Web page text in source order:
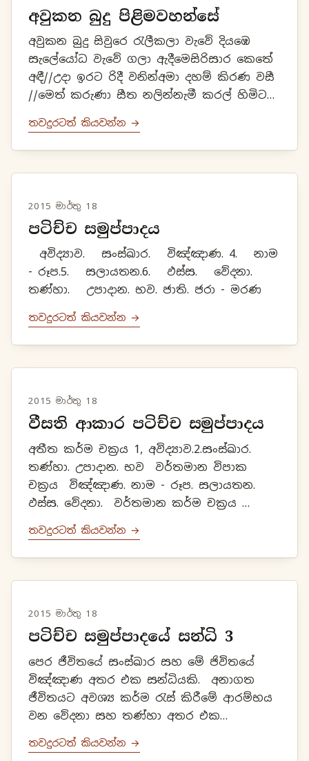
අවුකන බුදු පිළිමවහන්සේ
අවුකන බුදු සිවුරෙ රැලීකලා වැවේ දියඹෙ
සැලේයෝධ වැවේ ගලා ඇදීමෙසිරිසාර කෙතේ
අඳී//උදා ඉරට රිදී වනින්අමා දහම් කිරණ වසී
//මෙත් කරුණා සීත නලින්නැමී කරල් හිමිට
වඳීඅවුකන බුදු සිවුරෙ රැලීකලා වැවේ දියඹෙ
සැලේයෝධ වැවේ ගලා ඇදීමෙසිරි...
තවදුරටත් කියවන්න →
2015 මාර්තු 18
පටිච්ච සමුප්පාදය
අවිද්‍යාව. සංස්ඛාර. විඤ්ඤාණ. 4. නාම
- රූප.5. සලායතන.6. ඵස්ස. වේදනා.
තණ්හා. උපාදාන. භව. ජාති. ජරා - මරණ
තවදුරටත් කියවන්න →
2015 මාර්තු 18
වීසති ආකාර පටිච්ච සමුප්පාදය
අතීත කර්ම චක්‍රය 1, අවිද්‍යාව.2.සංස්ඛාර.
තණ්හා. උපාදාන. භව වර්තමාන විපාක
චක්‍රය විඤ්ඤාණ. නාම - රූප. සලායතන.
ඵස්ස. වේදනා. වර්තමාන කර්ම චක්‍රය
තණ්හා. ...
තවදුරටත් කියවන්න →
2015 මාර්තු 18
පටිච්ච සමුප්පාදයේ සන්ධි 3
පෙර ජීවිතයේ සංස්ඛාර සහ මේ ජිවිතයේ
විඤ්ඤාණ අතර එක සන්ධියකි. අනාගත
ජීවිතයට අවශ්‍ය කර්ම රැස් කිරීමේ ආරම්භය
වන වේදනා සහ තණ්හා අතර එක
සන්ධියකි. මේ ජිවිතයේ භවය සහ අනාගත
ජීවිතයේ ජාතිය අතර එක සන්ධියකි.
තවදුරටත් කියවන්න →